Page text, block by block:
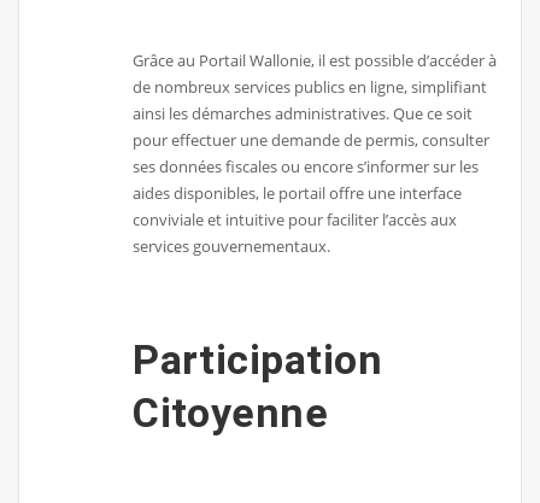
Grâce au Portail Wallonie, il est possible d’accéder à
de nombreux services publics en ligne, simplifiant
ainsi les démarches administratives. Que ce soit
pour effectuer une demande de permis, consulter
ses données fiscales ou encore s’informer sur les
aides disponibles, le portail offre une interface
conviviale et intuitive pour faciliter l’accès aux
services gouvernementaux.
Participation
Citoyenne